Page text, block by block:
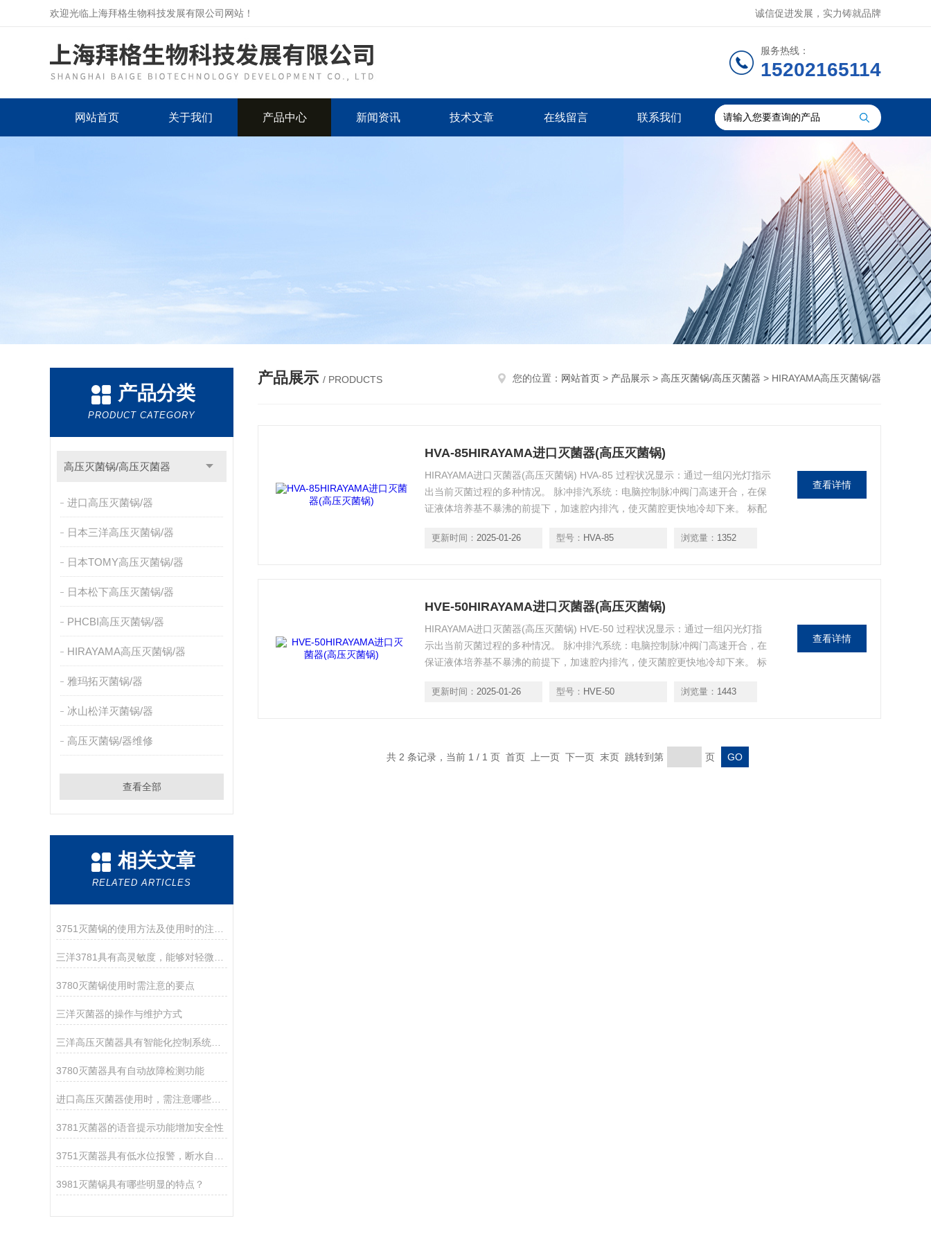
欢迎光临上海拜格生物科技发展有限公司网站！ 诚信促进发展，实力铸就品牌
服务热线：
15202165114
网站首页 关于我们 产品中心 新闻资讯 技术文章 在线留言 联系我们
产品分类
PRODUCT CATEGORY
高压灭菌锅/高压灭菌器
进口高压灭菌锅/器
日本三洋高压灭菌锅/器
日本TOMY高压灭菌锅/器
日本松下高压灭菌锅/器
PHCBI高压灭菌锅/器
HIRAYAMA高压灭菌锅/器
雅玛拓灭菌锅/器
冰山松洋灭菌锅/器
高压灭菌锅/器维修
查看全部
相关文章
RELATED ARTICLES
3780灭菌锅使用时需注意的要点
三洋灭菌器的操作与维护方式
3780灭菌器具有自动故障检测功能
进口高压灭菌器使用时，需注意哪些事项？
3781灭菌器的语音提示功能增加安全性
3981灭菌锅具有哪些明显的特点？
产品展示 / PRODUCTS 您的位置： 网站首页 > 产品展示 > 高压灭菌锅/高压灭菌器 > HIRAYAMA高压灭菌锅/器
HVA-85HIRAYAMA进口灭菌器(高压灭菌锅)
HIRAYAMA进口灭菌器(高压灭菌锅) HVA-85 过程状况显示：通过一组闪光灯指示
出当前灭菌过程的多种情况。 脉冲排汽系统：电脑控制脉冲阀门高速开合，在保
证液体培养基不暴沸的前提下，加速腔内排汽，使灭菌腔更快地冷却下来。 标配
御双路排气，可对100度之前排出的有害气溶胶和异味进行处理，保护实验室环境
更新时间： 2025-01-26 型号： HVA-85 浏览量： 1352
查看详情
HVE-50HIRAYAMA进口灭菌器(高压灭菌锅)
HIRAYAMA进口灭菌器(高压灭菌锅) HVE-50 过程状况显示：通过一组闪光灯指
示出当前灭菌过程的多种情况。 脉冲排汽系统：电脑控制脉冲阀门高速开合，在
保证液体培养基不暴沸的前提下，加速腔内排汽，使灭菌腔更快地冷却下来。 标
防御双路排气，可对100度之前排出的有害气溶胶和异味进行处理，保护实验室环
更新时间： 2025-01-26 型号： HVE-50 浏览量： 1443
查看详情
共 2 条记录，当前 1 / 1 页 首页 上一页 下一页 末页 跳转到第 页